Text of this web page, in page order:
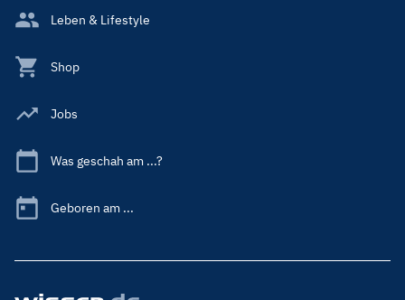
Leben & Lifestyle
Shop
Jobs
Was geschah am ...?
Geboren am ...